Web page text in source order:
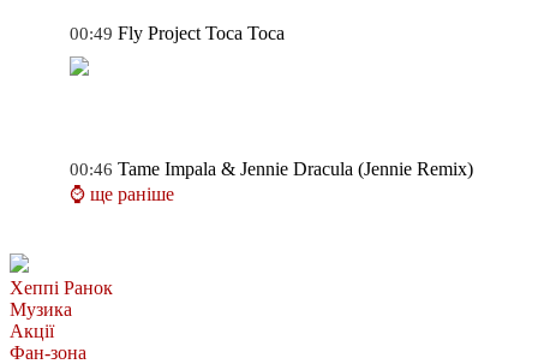
00:49 Fly Project Toca Toca
00:46 Tame Impala & Jennie Dracula (Jennie Remix)
⌚ ще раніше
Хеппі Ранок
Музика
Акції
Фан-зона